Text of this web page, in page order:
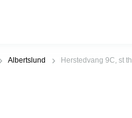
Albertslund Herstedvang 9C, st th